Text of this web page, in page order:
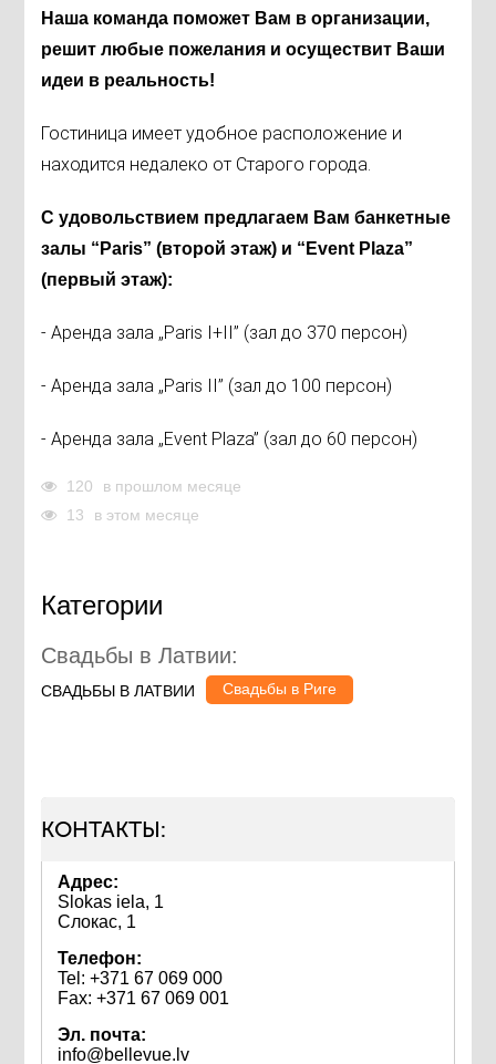
Наша команда поможет Вам в организации,
решит любые пожелания и осуществит Ваши
идеи в реальность!
Гостиница имеет удобное расположение и
находится недалеко от Старого города.
С удовольствием предлагаем Вам банкетные
залы “Paris” (второй этаж) и “Event Plaza”
(первый этаж):
- Аренда зала „Paris I+II” (зал до 370 персон)
- Аренда зала „Paris II” (зал до 100 персон)
- Аренда зала „Event Plaza” (зал до 60 персон)
120
в прошлом месяце
13
в этом месяце
Категории
Свадьбы в Латвии:
СВАДЬБЫ В ЛАТВИИ Свадьбы в Риге
КОНТАКТЫ:
Адрес:
Slokas iela, 1
Слокас, 1
Телефон:
Tel: +371 67 069 000
Fax: +371 67 069 001
Эл. почта:
info@bellevue.lv